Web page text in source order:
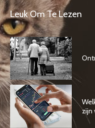
Leuk Om Te Lezen
zijn